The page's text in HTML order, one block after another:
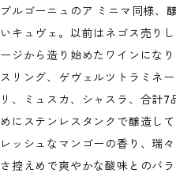
ブルゴーニュのア ミニマ同様、
いキュヴェ。以前はネゴス売り
ージから造り始めたワインにな
スリング、ゲヴェルツトラミネ
リ、ミュスカ、シャスラ、合計
めにステンレスタンクで醸造し
レッシュなマンゴーの香り、瑞
さ控えめで爽やかな酸味とのバ